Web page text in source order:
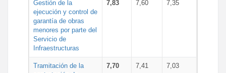
Gestión de la
ejecución y control de
garantía de obras
menores por parte del
Servicio de
Infraestructuras
7,83 7,60 7,35
Tramitación de la
7,70 7,41 7,03